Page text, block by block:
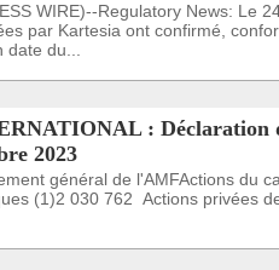
WIRE)--Regulatory News: Le
par Kartesia ont confirmé,
date du...
: Déclaration
2023
général de l'AMFActions du
(1)2 030 762 Actions privées